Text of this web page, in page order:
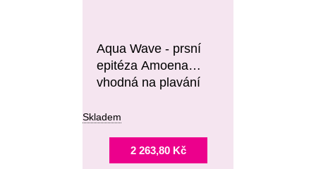
Aqua Wave - prsní
epitéza Amoena
vhodná na plavání
Skladem
2 263,80 Kč